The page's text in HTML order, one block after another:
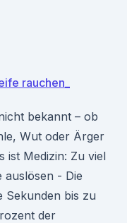
rauchen_
bekannt – ob
Wut oder Ärger
ist Medizin: Zu viel
auslösen - Die
Sekunden bis zu
der